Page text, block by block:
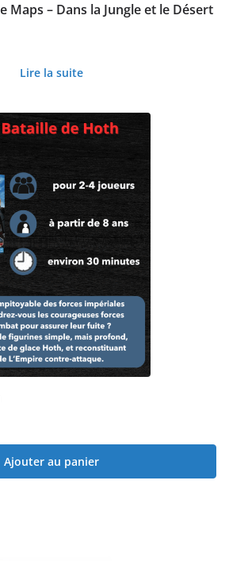
Maps – Dans la Jungle et le Désert
Lire la suite
Ajouter au panier